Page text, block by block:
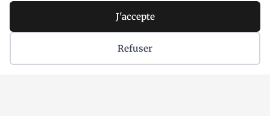
J'accepte
Refuser
Parmi les étudiant•es
palestinien•nes enlevé•es par Israël,
citoyenne américaine sont détenues